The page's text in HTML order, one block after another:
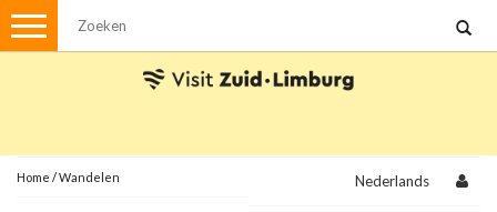
Menu
Met de auto
Home /Wandelen Nederlands